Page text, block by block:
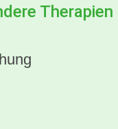
Therapien